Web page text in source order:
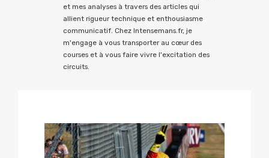
et mes analyses à travers des articles qui
allient rigueur technique et enthousiasme
communicatif. Chez Intensemans.fr, je
m'engage à vous transporter au cœur des
courses et à vous faire vivre l'excitation des
circuits.